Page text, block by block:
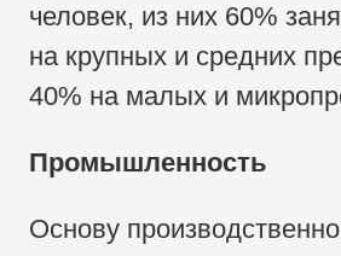
человек, из них 60%
на крупных и средних
40% на малых и
Промышленность
Основу